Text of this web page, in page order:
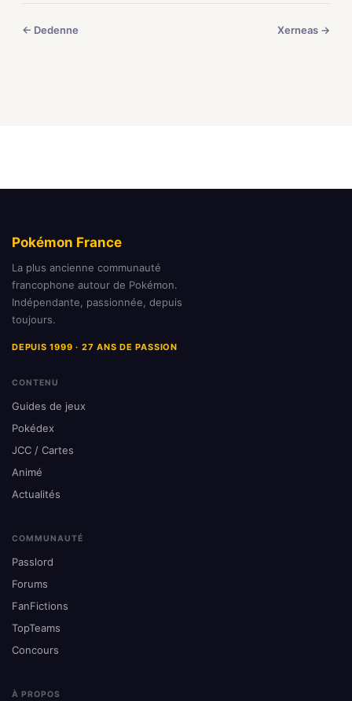
← Dedenne Xerneas →
Pokémon France
La plus ancienne communauté
francophone autour de Pokémon.
Indépendante, passionnée, depuis
toujours.
DEPUIS 1999 · 27 ANS DE PASSION
CONTENU
Guides de jeux
Pokédex
JCC / Cartes
Animé
Actualités
COMMUNAUTÉ
Passlord
Forums
FanFictions
TopTeams
Concours
À PROPOS